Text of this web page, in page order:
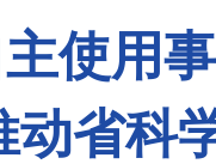
使用
动省科